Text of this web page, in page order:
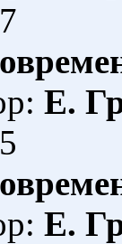
Е.
Е.